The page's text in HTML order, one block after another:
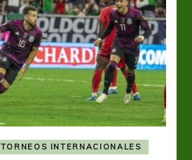
TORNEOS INTERNACIONALES